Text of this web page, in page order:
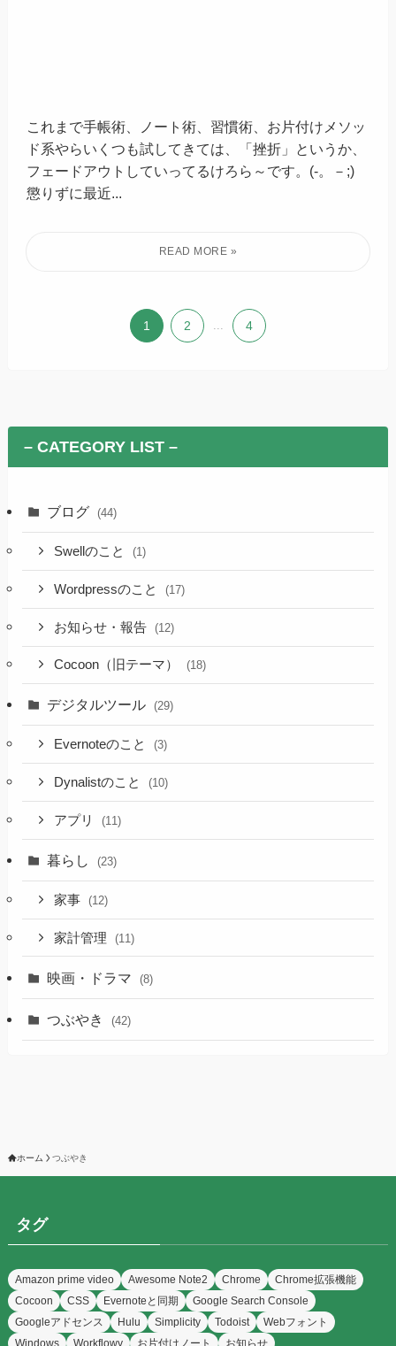
これまで手帳術、ノート術、習慣術、お片付けメソッ
ド系やらいくつも試してきては、「挫折」というか、
フェードアウトしていってるけろら～です。(-。－;)
懲りずに最近...
1 2 ... 4
– CATEGORY LIST –
ブログ (44)
Swellのこと (1)
Wordpressのこと (17)
お知らせ・報告 (12)
Cocoon（旧テーマ） (18)
デジタルツール (29)
Evernoteのこと (3)
Dynalistのこと (10)
アプリ (11)
暮らし (23)
家事 (12)
家計管理 (11)
映画・ドラマ (8)
つぶやき (42)
ホーム つぶやき
タグ
Amazon prime video Awesome Note2 Chrome
Chrome拡張機能
Cocoon
CSS Evernoteと同期
Google Search Console
Googleアドセンス
Hulu Simplicity Todoist
Webフォント
Windows
Workflowy お片付けノート お知らせ